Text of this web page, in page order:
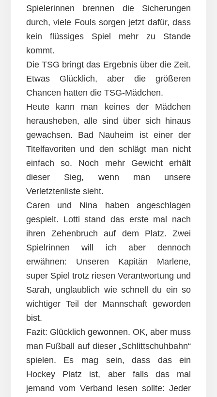
Spielerinnen brennen die Sicherungen
durch, viele Fouls sorgen jetzt dafür, dass
kein flüssiges Spiel mehr zu Stande
kommt.
Die TSG bringt das Ergebnis über die Zeit.
Etwas Glücklich, aber die größeren
Chancen hatten die TSG-Mädchen.
Heute kann man keines der Mädchen
herausheben, alle sind über sich hinaus
gewachsen. Bad Nauheim ist einer der
Titelfavoriten und den schlägt man nicht
einfach so. Noch mehr Gewicht erhält
dieser Sieg, wenn man unsere
Verletztenliste sieht.
Caren und Nina haben angeschlagen
gespielt. Lotti stand das erste mal nach
ihren Zehenbruch auf dem Platz. Zwei
Spielrinnen will ich aber dennoch
erwähnen: Unseren Kapitän Marlene,
super Spiel trotz riesen Verantwortung und
Sarah, unglaublich wie schnell du ein so
wichtiger Teil der Mannschaft geworden
bist.
Fazit: Glücklich gewonnen. OK, aber muss
man Fußball auf dieser „Schlittschuhbahn“
spielen. Es mag sein, dass das ein
Hockey Platz ist, aber falls das mal
jemand vom Verband lesen sollte: Jeder